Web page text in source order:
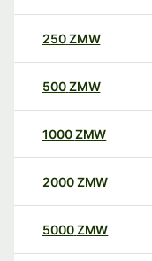
250ZMW
500ZMW
1000ZMW
2000ZMW
5000ZMW